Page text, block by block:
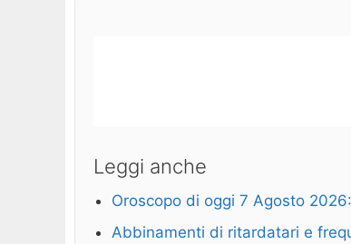
Leggi anche
Oroscopo di oggi 7 Agosto
Abbinamenti di ritardatari e